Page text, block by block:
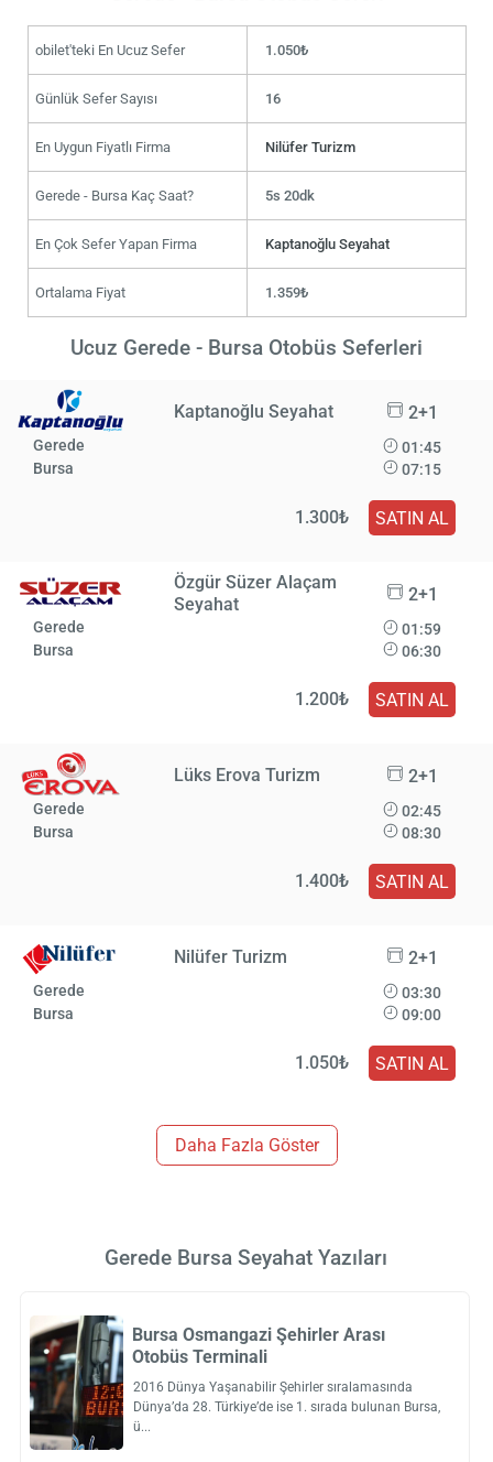
obilet'teki En Ucuz Sefer 1.050₺
Günlük Sefer Sayısı 16
En Uygun Fiyatlı Firma Nilüfer Turizm
Gerede - Bursa Kaç Saat? 5s 20dk
En Çok Sefer Yapan Firma Kaptanoğlu Seyahat
Ortalama Fiyat 1.359₺
Ucuz Gerede - Bursa Otobüs Seferleri
Kaptanoğlu Seyahat 2+1
Gerede
Bursa
01:45
07:15
1.300₺ SATIN AL
Özgür Süzer Alaçam
Seyahat
2+1
Gerede
Bursa
01:59
06:30
1.200₺ SATIN AL
Lüks Erova Turizm 2+1
Gerede
Bursa
02:45
08:30
1.400₺ SATIN AL
Nilüfer Turizm 2+1
Gerede
Bursa
03:30
09:00
1.050₺ SATIN AL
Daha Fazla Göster
Gerede Bursa Seyahat Yazıları
Bursa Osmangazi Şehirler Arası
Otobüs Terminali
2016 Dünya Yaşanabilir Şehirler sıralamasında
Dünya’da 28. Türkiye’de ise 1. sırada bulunan Bursa,
ü